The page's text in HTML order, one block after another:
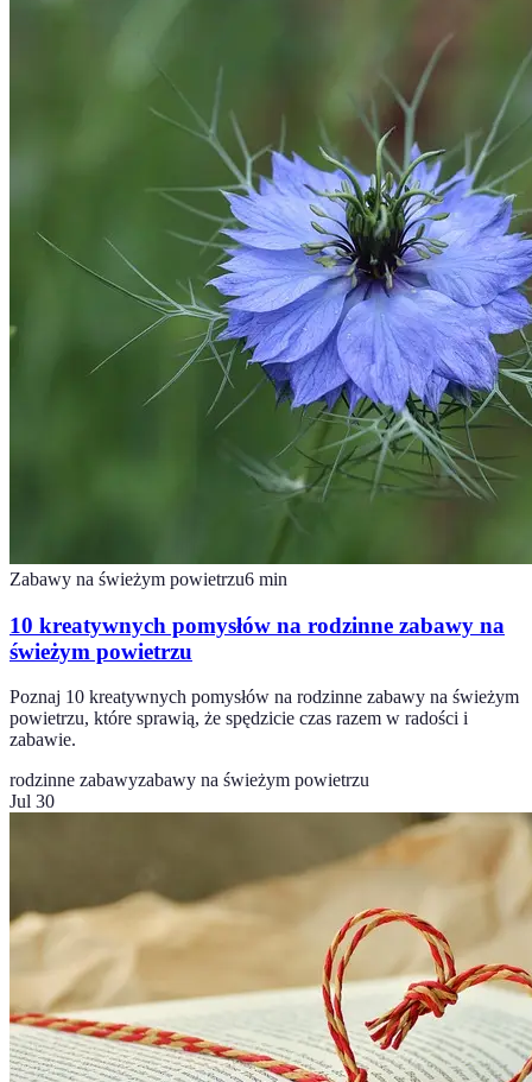
Zabawy na świeżym powietrzu6 min
10 kreatywnych pomysłów na rodzinne zabawy na
świeżym powietrzu
Poznaj 10 kreatywnych pomysłów na rodzinne zabawy na świeżym
powietrzu, które sprawią, że spędzicie czas razem w radości i
zabawie.
rodzinne zabawyzabawy na świeżym powietrzu
Jul 30